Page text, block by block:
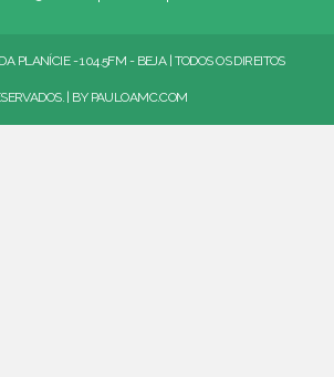
PLANÍCIE - 104.5FM - BEJA | TODOS OS DIREITOS
| BY PAULOAMC.COM